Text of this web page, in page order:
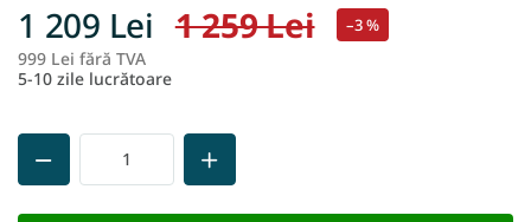
1 259 Lei –3 %
1 209 Lei
999 Lei fără TVA
5-10 zile lucrătoare